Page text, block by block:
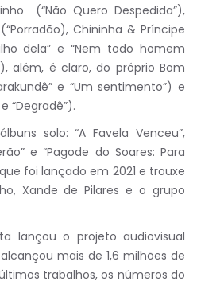
(“Não Quero Despedida”),
Chininha & Príncipe
dela” e “Nem todo homem
além, é claro, do próprio Bom
e “Um sentimento”) e
“Degradê”).
solo: “A Favela Venceu”,
e “Pagode do Soares: Para
foi lançado em 2021 e trouxe
Xande de Pilares e o grupo
lançou o projeto audiovisual
mais de 1,6 milhões de
trabalhos, os números do